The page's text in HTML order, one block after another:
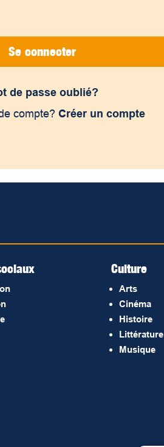
Se connecter
de passe oublié?
compte? Créer un compte
Culture
Arts
Cinéma
Histoire
Littérature
Musique